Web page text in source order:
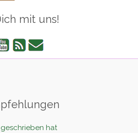
mit uns!
YouTubeRSS
geschrieben hat